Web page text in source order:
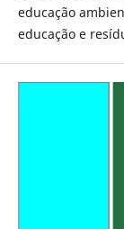
educação
educação e